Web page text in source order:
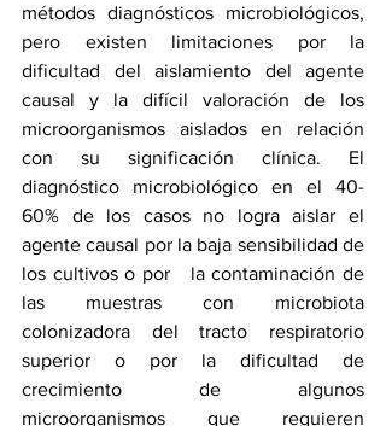
métodos diagnósticos microbiológicos,
pero existen limitaciones por la
dificultad del aislamiento del agente
causal y la difícil valoración de los
microorganismos aislados en relación
con su significación clínica. El
diagnóstico microbiológico en el 40-
60% de los casos no logra aislar el
agente causal por la baja sensibilidad de
los cultivos o por   la contaminación de
las muestras con microbiota
colonizadora del tracto respiratorio
superior o por la dificultad de
crecimiento de algunos
microorganismos que requieren